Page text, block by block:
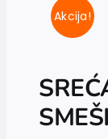
In
Sale
News
EU
Akcija!